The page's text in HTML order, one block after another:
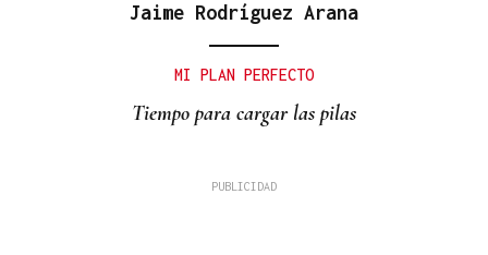
Jaime Rodríguez Arana
MI PLAN PERFECTO
Tiempo para cargar las pilas